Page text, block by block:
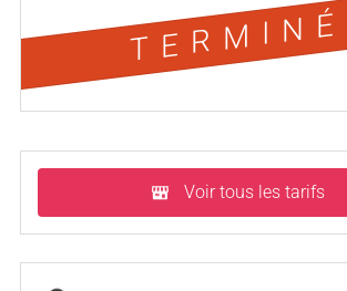
TERMINÉ
Voir tous les tarifs